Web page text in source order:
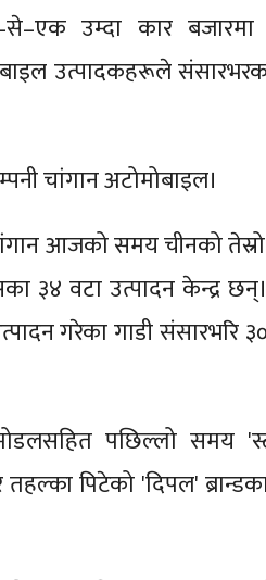
उम्दा कार
उत्पादकहरूले
चांगान अटोमोबाइल।
आजको समय चीनको
३४ वटा उत्पादन केन्द्र
गरेका गाडी संसारभरि
पछिल्लो समय
पिटेको 'दिपल'